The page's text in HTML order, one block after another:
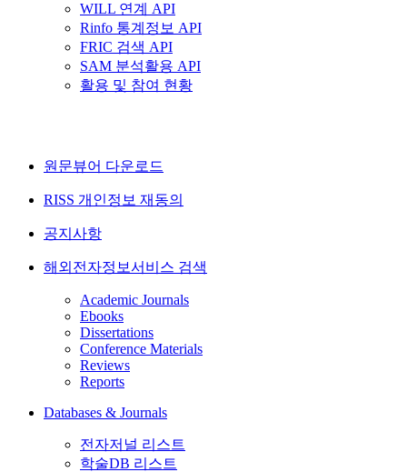
WILL 연계 API
Rinfo 통계정보 API
FRIC 검색 API
SAM 분석활용 API
활용 및 참여 현황
원문뷰어 다운로드
RISS 개인정보 재동의
공지사항
해외전자정보서비스 검색
Academic Journals
Ebooks
Dissertations
Conference Materials
Reviews
Reports
Databases & Journals
전자저널 리스트
학술DB 리스트